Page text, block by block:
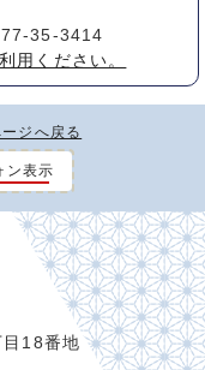
35-3414
用ください。
ージへ戻る
ン表示
目18番地